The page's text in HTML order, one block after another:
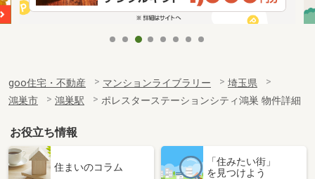
goo住宅・不動産 マンションライブラリー
埼玉県
鴻巣市
鴻巣駅 ポレスターステーションシティ鴻巣 物件詳細
お役立ち情報
住まいのコラム
「住みたい街」
を見つけよう